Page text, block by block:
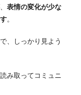
表情の変化が少な
。
、しっかり見よう
み取ってコミュニ